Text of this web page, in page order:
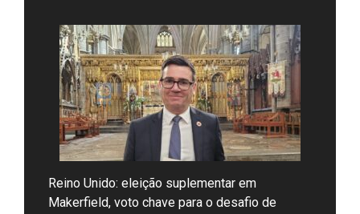
Reino Unido: eleição suplementar em
Makerfield, voto chave para o desafio de